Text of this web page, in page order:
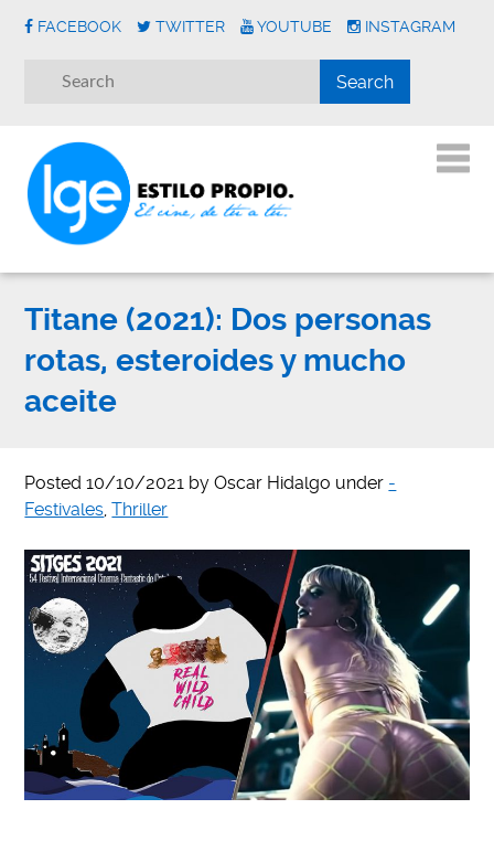
FACEBOOK TWITTER YOUTUBE INSTAGRAM
Titane (2021): Dos personas
rotas, esteroides y mucho
aceite
Posted10/10/2021 byOscar Hidalgo under -
Festivales,Thriller